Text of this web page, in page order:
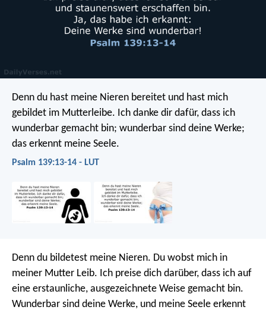
Denn du hast meine Nieren bereitet und hast mich
gebildet im Mutterleibe. Ich danke dir dafür, dass ich
wunderbar gemacht bin; wunderbar sind deine Werke;
das erkennt meine Seele.
Psalm 139:13-14 - LUT
Denn du bildetest meine Nieren. Du wobst mich in
meiner Mutter Leib. Ich preise dich darüber, dass ich auf
eine erstaunliche, ausgezeichnete Weise gemacht bin.
Wunderbar sind deine Werke, und meine Seele erkennt